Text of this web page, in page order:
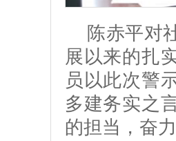
陈赤平对
展以来的扎
员以此次警
多建务实之
的担当，奋